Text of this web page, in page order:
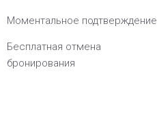
Моментальное подтверждение
Бесплатная отмена
бронирования